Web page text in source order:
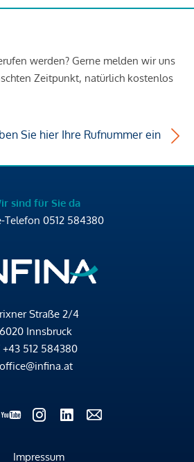
werden? Gerne melden wir uns
Zeitpunkt, natürlich kostenlos
Sie hier Ihre Rufnummer ein
sind für Sie da
Telefon 0512 584380
Straße 2/4
6020 Innsbruck
+43 512 584380
office@infina.at
Impressum